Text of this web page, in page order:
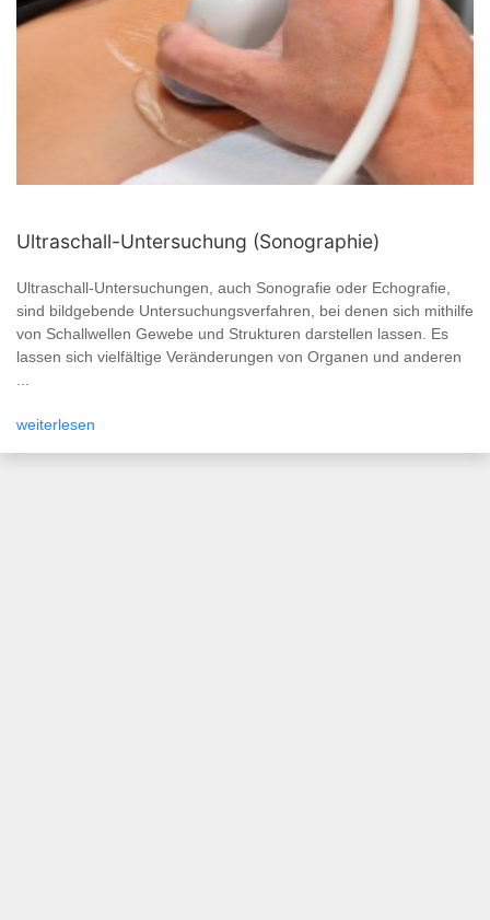
Ultraschall-Untersuchung (Sonographie)
Ultraschall-Untersuchungen, auch Sonografie oder Echografie,
sind bildgebende Untersuchungsverfahren, bei denen sich mithilfe
von Schallwellen Gewebe und Strukturen darstellen lassen. Es
lassen sich vielfältige Veränderungen von Organen und anderen
...
weiterlesen